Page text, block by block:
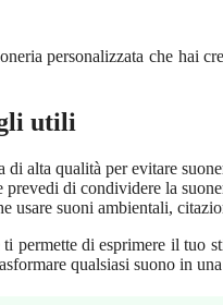
personalizzata che hai
utili
di alta qualità per evitare
prevedi di condividere la
usare suoni ambientali,
permette di esprimere il tuo
qualsiasi suono in